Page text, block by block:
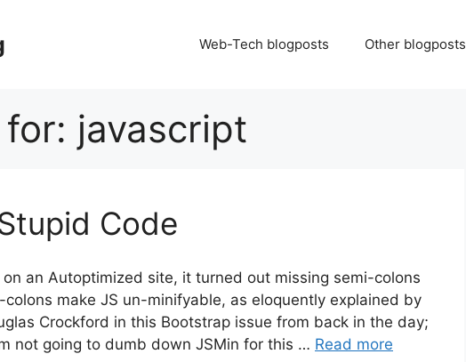
Web-Tech blogposts Other blogposts
javascript
Code
an Autoptimized site, it turned out missing semi-colons
make JS un-minifyable, as eloquently explained by
Crockford in this Bootstrap issue from back in the day;
not going to dumb down JSMin for this … Read more